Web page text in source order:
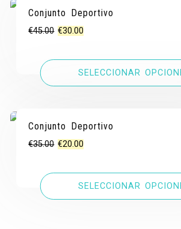
Conjunto Deportivo
€45.00 El
original
€30.00
actual
es:
SELECCIONAR
Conjunto Deportivo
€35.00 El
original
€20.00
actual
es:
SELECCIONAR